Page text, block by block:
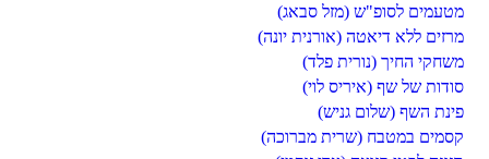
מטעמים לסופ"ש (מזל סבאג)
מרזים ללא דיאטה (אורנית יונה)
משחקי החיך (נורית פלד)
סודות של שף (איריס לוי)
פינת השף (שלום גניש)
קסמים במטבח (שרית מברוכה)